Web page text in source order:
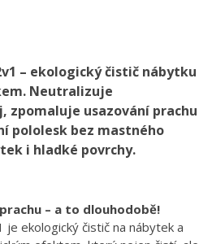
– ekologický čistič nábytku
Neutralizuje
usazování prachu
pololesk bez mastného
i hladké povrchy.
– a to dlouhodobě!
je ekologický čistič na nábytek a